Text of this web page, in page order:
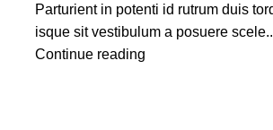
Parturient in potenti id rutrum duis
isque sit vestibulum a posuere
Continue reading